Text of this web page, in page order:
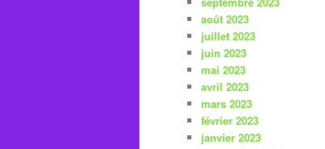
août 2023
juillet 2023
juin 2023
mai 2023
avril 2023
mars 2023
février 2023
janvier 2023